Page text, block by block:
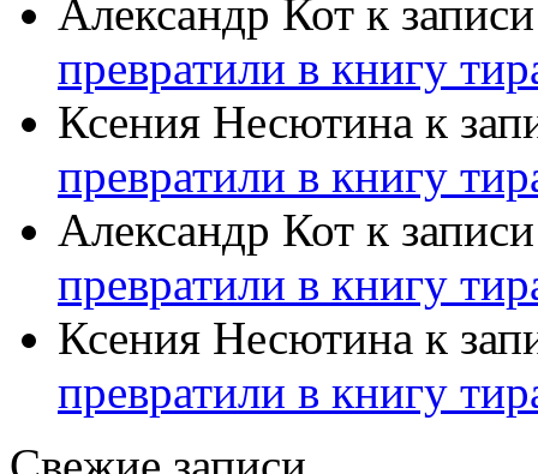
Александр Кот к
превратили в книгу
Ксения Несютина к
превратили в книгу
Александр Кот к
превратили в книгу
Ксения Несютина к
превратили в книгу